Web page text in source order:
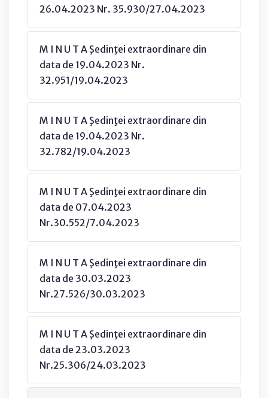
26.04.2023 Nr. 35.930/27.04.2023
M I N U T A Şedinţei extraordinare din
data de 19.04.2023 Nr.
32.951/19.04.2023
M I N U T A Şedinţei extraordinare din
data de 19.04.2023 Nr.
32.782/19.04.2023
M I N U T A Şedinţei extraordinare din
data de 07.04.2023
Nr.30.552/7.04.2023
M I N U T A Şedinţei extraordinare din
data de 30.03.2023
Nr.27.526/30.03.2023
M I N U T A Şedinţei extraordinare din
data de 23.03.2023
Nr.25.306/24.03.2023